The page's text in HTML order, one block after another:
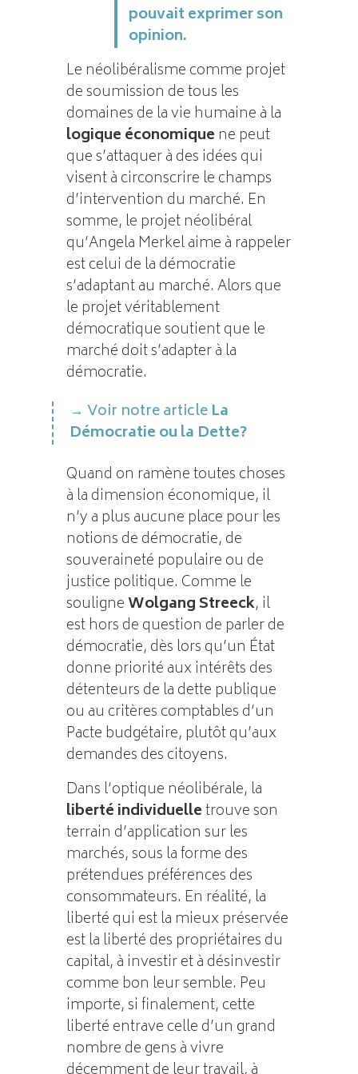
pouvait exprimer son
opinion.
Le néolibéralisme comme projet
de soumission de tous les
domaines de la vie humaine à la
logique économique ne peut
que s’attaquer à des idées qui
visent à circonscrire le champs
d’intervention du marché. En
somme, le projet néolibéral
qu’Angela Merkel aime à rappeler
est celui de la démocratie
s’adaptant au marché. Alors que
le projet véritablement
démocratique soutient que le
marché doit s’adapter à la
démocratie.
Voir notre articleLa
Démocratie ou la Dette?
Quand on ramène toutes choses
à la dimension économique, il
n’y a plus aucune place pour les
notions de démocratie, de
souveraineté populaire ou de
justice politique. Comme le
souligneWolgang Streeck, il
est hors de question de parler de
démocratie, dès lors qu’un État
donne priorité aux intérêts des
détenteurs de la dette publique
ou au critères comptables d’un
Pacte budgétaire, plutôt qu’aux
demandes des citoyens.
Dans l’optique néolibérale, la
liberté individuelletrouve son
terrain d’application sur les
marchés, sous la forme des
prétendues préférences des
consommateurs. En réalité, la
liberté qui est la mieux préservée
est la liberté des propriétaires du
capital, à investir et à désinvestir
comme bon leur semble. Peu
importe, si finalement, cette
liberté entrave celle d’un grand
nombre de gens à vivre